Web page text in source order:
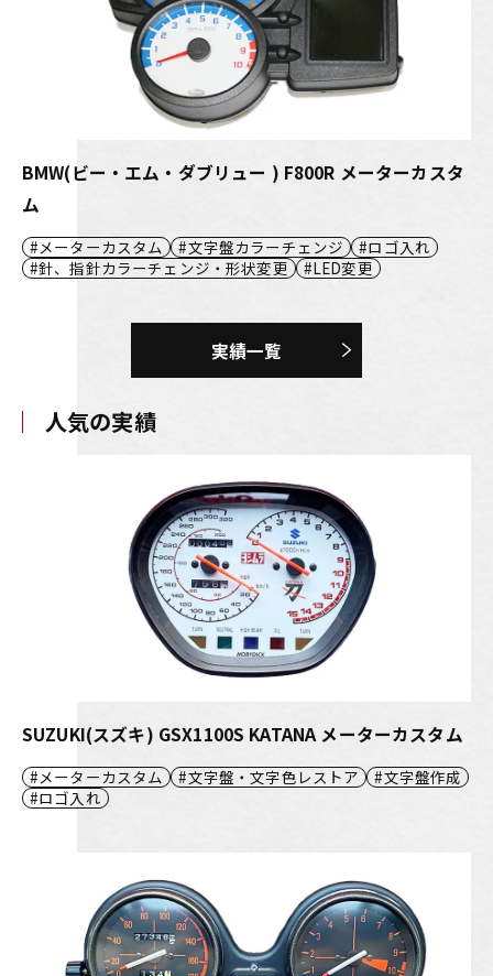
BMW(ビー・エム・ダブリュー ) F800R メーターカスタ
ム
メーターカスタム 文字盤カラーチェンジ
ロゴ入れ
針、指針カラーチェンジ・形状変更
LED変更
実績一覧
人気の実績
SUZUKI(スズキ) GSX1100S KATANA メーターカスタム
メーターカスタム 文字盤・文字色レストア
文字盤作成
ロゴ入れ